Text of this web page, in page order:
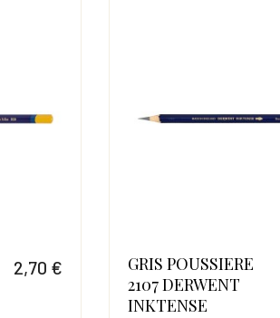
2,70 €
GRIS POUSSIERE
2107 DERWENT
INKTENSE